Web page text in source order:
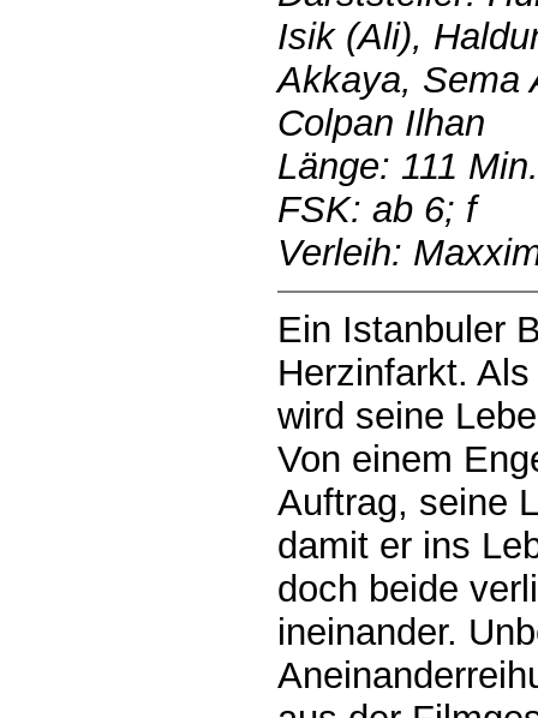
Isik (Ali),
Akkaya, Sema
Colpan Ilhan
Länge: 111 Min.
FSK: ab 6; f
Verleih:
Ein Istanbuler
Herzinfarkt.
wird seine
Von einem
Auftrag, seine
damit er ins
doch beide
ineinander.